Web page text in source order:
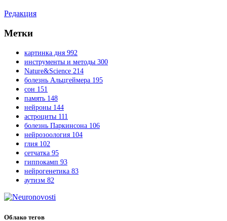
Редакция
Метки
картинка дня 992
инструменты и методы 300
Nature&Science 214
болезнь Альцгеймера 195
сон 151
память 148
нейроны 144
астроциты 111
болезнь Паркинсона 106
нейрозоология 104
глия 102
сетчатка 95
гиппокамп 93
нейрогенетика 83
аутизм 82
Облако тегов